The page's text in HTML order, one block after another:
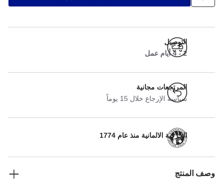
التوصيل
2 - 4 أيام عمل
المرتجعات مجانية
سياسة الإرجاع خلال 15 يوماً
الحرفية الالمانية منذ عام 1774
وصف المنتج